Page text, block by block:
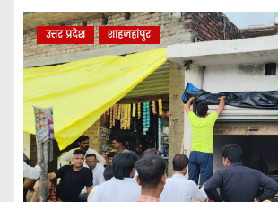
उत्तर प्रदेश शाहजहांपुर